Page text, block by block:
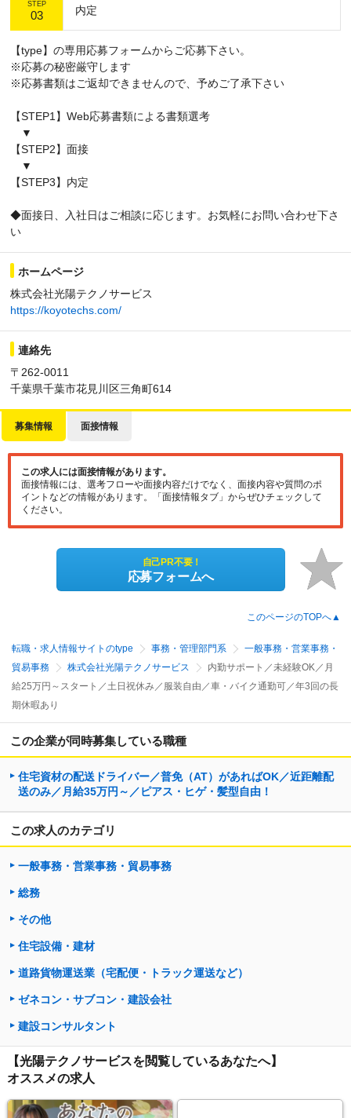
STEP
03 内定
【type】の専用応募フォームからご応募下さい。
※応募の秘密厳守します
※応募書類はご返却できませんので、予めご了承下さい
【STEP1】Web応募書類による書類選考
▼
【STEP2】面接
▼
【STEP3】内定
◆面接日、入社日はご相談に応じます。お気軽にお問い合わせ下さ
い
ホームページ
株式会社光陽テクノサービス
https://koyotechs.com/
連絡先
〒262-0011
千葉県千葉市花見川区三角町614
募集情報 面接情報
この求人には面接情報があります。
面接情報には、選考フローや面接内容だけでなく、面接内容や質問のポ
イントなどの情報があります。「面接情報タブ」からぜひチェックして
ください。
自己PR不要！
応募フォームへ
このページのTOPへ▲
転職・求人情報サイトのtype 事務・管理部門系
一般事務・営業事務・
貿易事務
株式会社光陽テクノサービス
内勤サポート／未経験OK／月
給25万円～スタート／土日祝休み／服装自由／車・バイク通勤可／年3回の長
期休暇あり
この企業が同時募集している職種
住宅資材の配送ドライバー／普免（AT）があればOK／近距離配
送のみ／月給35万円～／ピアス・ヒゲ・髪型自由！
この求人のカテゴリ
一般事務・営業事務・貿易事務
総務
その他
住宅設備・建材
道路貨物運送業（宅配便・トラック運送など）
ゼネコン・サブコン・建設会社
建設コンサルタント
【光陽テクノサービスを閲覧しているあなたへ】
オススメの求人